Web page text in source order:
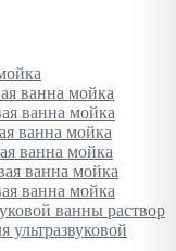
ванна мойка
ванна мойка
ванна мойка
ванна мойка
ванна мойка
ванна мойка
ванны раствор
ультразвуковой